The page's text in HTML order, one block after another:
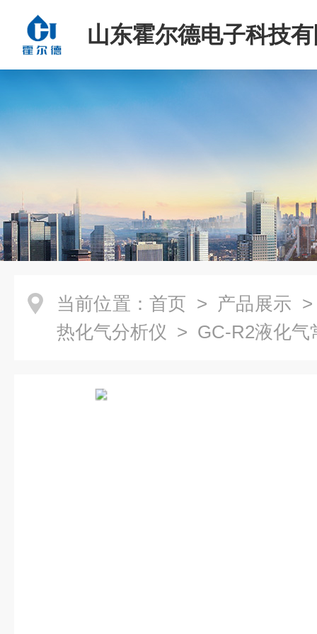
山东霍尔德电子科技
当前位置： 首页 > 产品展示
热化气分析仪 > GC-R2液化气